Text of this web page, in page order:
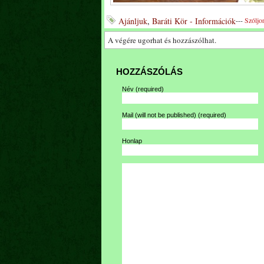
Ajánljuk, Baráti Kör - Információk---
A végére ugorhat és hozzászólhat.
HOZZÁSZÓLÁS
Név (required)
Mail (will not be published) (required)
Honlap